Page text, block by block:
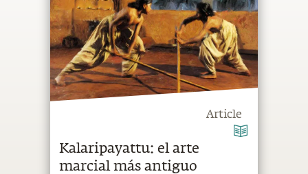
Article
Kalaripayattu: el arte
marcial más antiguo